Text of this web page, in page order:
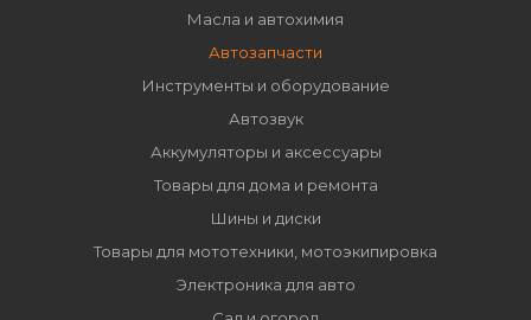
Масла и автохимия
Автозапчасти
Инструменты и оборудование
Автозвук
Аккумуляторы и аксессуары
Товары для дома и ремонта
Шины и диски
Товары для мототехники, мотоэкипировка
Электроника для авто